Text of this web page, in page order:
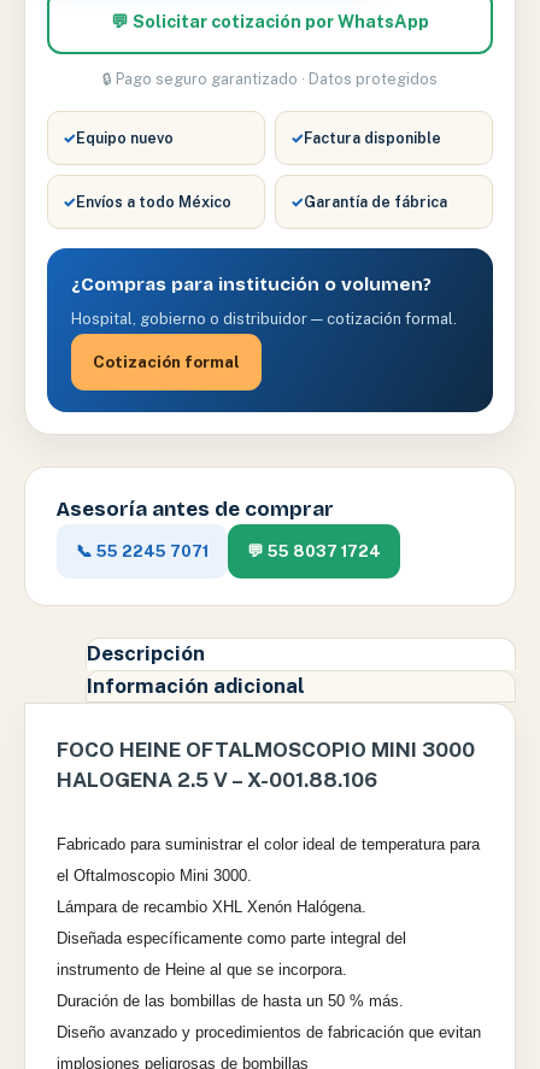
💬 Solicitar cotización por WhatsApp
🔒 Pago seguro garantizado · Datos protegidos
✓Equipo nuevo ✓Factura disponible
✓Envíos a todo México ✓Garantía de fábrica
¿Compras para institución o volumen?
Hospital, gobierno o distribuidor — cotización formal.
Cotización formal
Asesoría antes de comprar
📞 55 2245 7071 💬 55 8037 1724
Descripción
Información adicional
FOCO HEINE OFTALMOSCOPIO MINI 3000
HALOGENA 2.5 V – X-001.88.106
Fabricado para suministrar el color ideal de temperatura para
el Oftalmoscopio Mini 3000.
Lámpara de recambio XHL Xenón Halógena.
Diseñada específicamente como parte integral del
instrumento de Heine al que se incorpora.
Duración de las bombillas de hasta un 50 % más.
Diseño avanzado y procedimientos de fabricación que evitan
implosiones peligrosas de bombillas